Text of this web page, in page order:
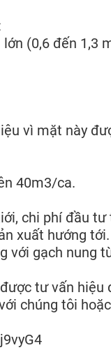
(0,6 đến 1,3
vì mặt này
40m3/ca.
chi phí đầu tư
xuất hướng tới.
gạch nung
tư vấn hiệu
chúng tôi